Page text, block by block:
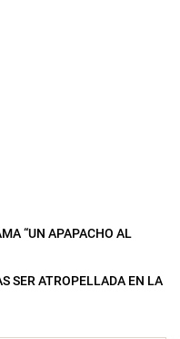
“UN APAPACHO AL
SER ATROPELLADA EN LA